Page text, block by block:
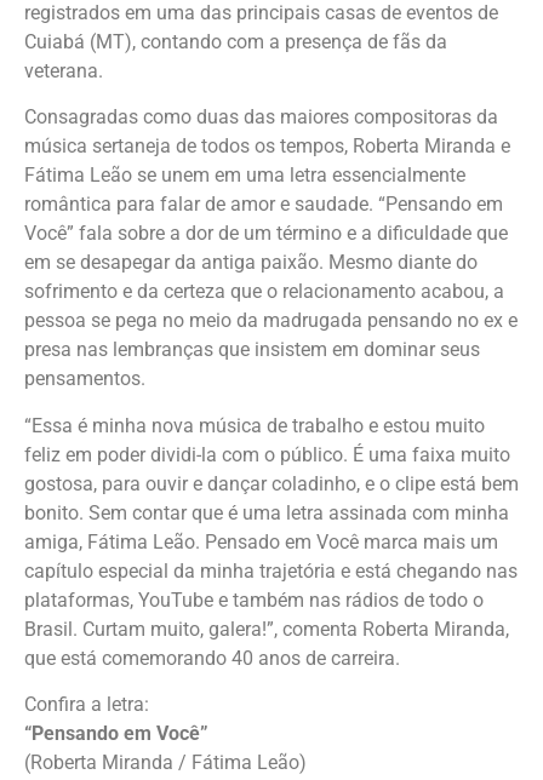
registrados em uma das principais casas de eventos de
Cuiabá (MT), contando com a presença de fãs da
veterana.
Consagradas como duas das maiores compositoras da
música sertaneja de todos os tempos, Roberta Miranda e
Fátima Leão se unem em uma letra essencialmente
romântica para falar de amor e saudade. “Pensando em
Você” fala sobre a dor de um término e a dificuldade que
em se desapegar da antiga paixão. Mesmo diante do
sofrimento e da certeza que o relacionamento acabou, a
pessoa se pega no meio da madrugada pensando no ex e
presa nas lembranças que insistem em dominar seus
pensamentos.
“Essa é minha nova música de trabalho e estou muito
feliz em poder dividi-la com o público. É uma faixa muito
gostosa, para ouvir e dançar coladinho, e o clipe está bem
bonito. Sem contar que é uma letra assinada com minha
amiga, Fátima Leão. Pensado em Você marca mais um
capítulo especial da minha trajetória e está chegando nas
plataformas, YouTube e também nas rádios de todo o
Brasil. Curtam muito, galera!”, comenta Roberta Miranda,
que está comemorando 40 anos de carreira.
Confira a letra:
“Pensando em Você”
(Roberta Miranda / Fátima Leão)